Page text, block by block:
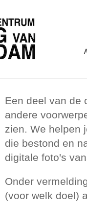
Een deel van de
andere
zien. We helpen
die bestond en
digitale foto's
Onder
(voor welk doel)